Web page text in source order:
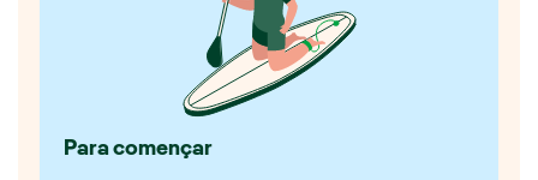
Para començar